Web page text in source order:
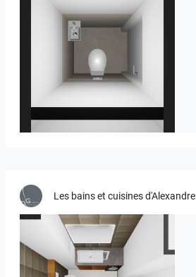
23-030409 bnr. 12
Les bains et cuisines d'Alexandre